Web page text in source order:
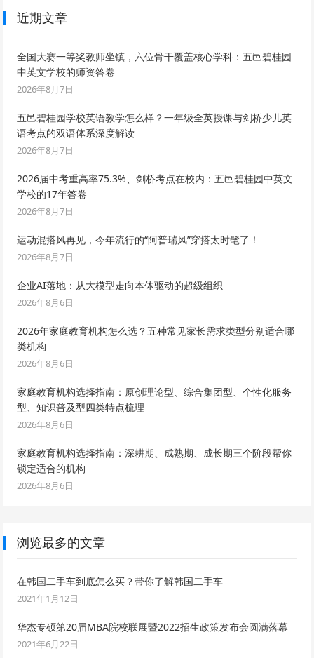
近期文章
全国大赛一等奖教师坐镇，六位骨干覆盖核心学科：五邑碧桂园
中英文学校的师资答卷
2026年8月7日
五邑碧桂园学校英语教学怎么样？一年级全英授课与剑桥少儿英
语考点的双语体系深度解读
2026年8月7日
2026届中考重高率75.3%、剑桥考点在校内：五邑碧桂园中英文
学校的17年答卷
2026年8月7日
运动混搭风再见，今年流行的“阿普瑞风”穿搭太时髦了！
2026年8月7日
企业AI落地：从大模型走向本体驱动的超级组织
2026年8月6日
2026年家庭教育机构怎么选？五种常见家长需求类型分别适合哪
类机构
2026年8月6日
家庭教育机构选择指南：原创理论型、综合集团型、个性化服务
型、知识普及型四类特点梳理
2026年8月6日
家庭教育机构选择指南：深耕期、成熟期、成长期三个阶段帮你
锁定适合的机构
2026年8月6日
浏览最多的文章
在韩国二手车到底怎么买？带你了解韩国二手车
2021年1月12日
华杰专硕第20届MBA院校联展暨2022招生政策发布会圆满落幕
2021年6月22日